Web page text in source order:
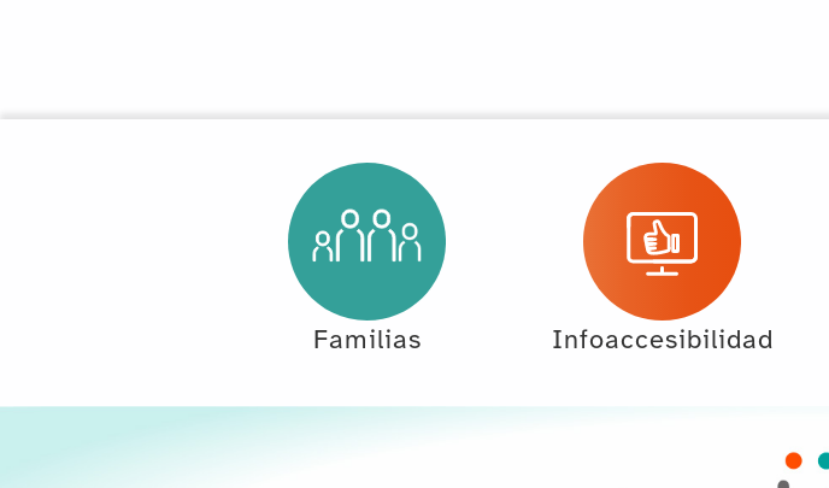
Familias Infoaccesibilidad